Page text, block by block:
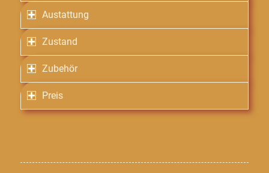
Austattung
Zustand
Zubehör
Preis